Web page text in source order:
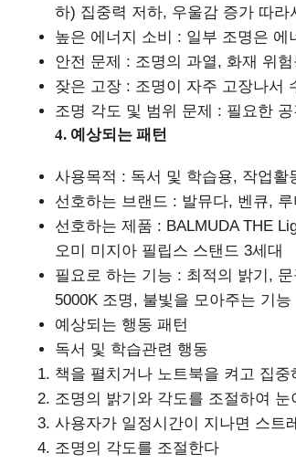
하) 집중력 저하, 우울감 증가 따
높은 에너지 소비 : 일부 조명은
안전 문제 : 조명의 과열, 화재 위험
잦은 고장 : 조명이 자주 고장나서
조명 각도 및 범위 문제 : 필요한
4. 예상되는 패턴
사용목적 : 독서 및 학습용, 작업활
선호하는 브랜드 : 발뮤다, 벤큐, 루
선호하는 제품 : BALMUDA THE
오미 미지아 필립스 스탠드 3세대
필요로 하는 기능 : 최적의 밝기,
5000K 조명, 불빛을 모아주는 기능
예상되는 행동 패턴
독서 및 학습관련 행동
책을 펼치거나 노트북을 켜고 집
조명의 밝기와 각도를 조절하여
사용자가 일정시간이 지나면 스트
조명의 각도를 조절한다